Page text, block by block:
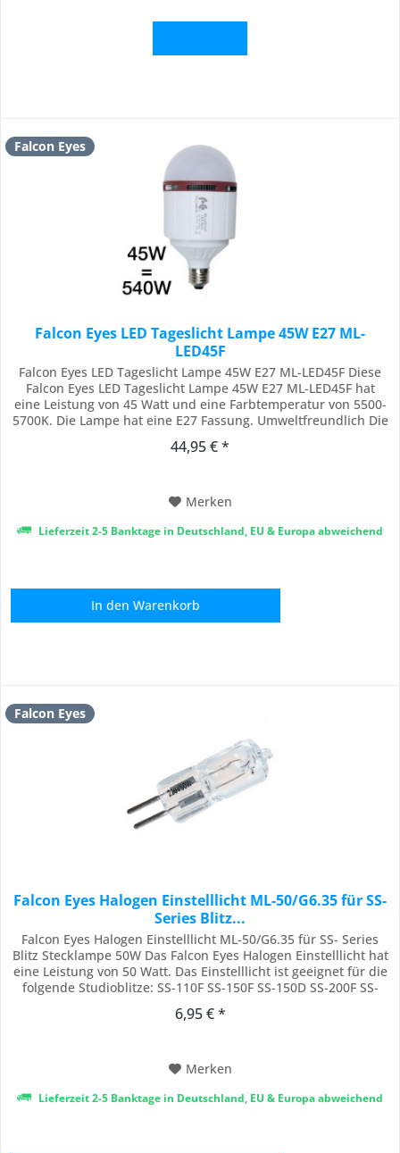
Falcon Eyes
Falcon Eyes LED Tageslicht Lampe 45W E27 ML-
LED45F
Falcon Eyes LED Tageslicht Lampe 45W E27 ML-LED45F Diese
Falcon Eyes LED Tageslicht Lampe 45W E27 ML-LED45F hat
eine Leistung von 45 Watt und eine Farbtemperatur von 5500-
5700K. Die Lampe hat eine E27 Fassung. Umweltfreundlich Die
energiesparende Lampe, verglichen mit traditionellen
44,95 € *
Merken
Lieferzeit 2-5 Banktage in Deutschland, EU & Europa abweichend
In den Warenkorb
Falcon Eyes
Falcon Eyes Halogen Einstelllicht ML-50/G6.35 für SS-
Series Blitz...
Falcon Eyes Halogen Einstelllicht ML-50/G6.35 für SS- Series
Blitz Stecklampe 50W Das Falcon Eyes Halogen Einstelllicht hat
eine Leistung von 50 Watt. Das Einstelllicht ist geeignet für die
folgende Studioblitze: SS-110F SS-150F SS-150D SS-200F SS-
Eyes Halogen Einstelllicht ML-50/G6.35 für SS-
6,95 € *
Merken
Lieferzeit 2-5 Banktage in Deutschland, EU & Europa abweichend